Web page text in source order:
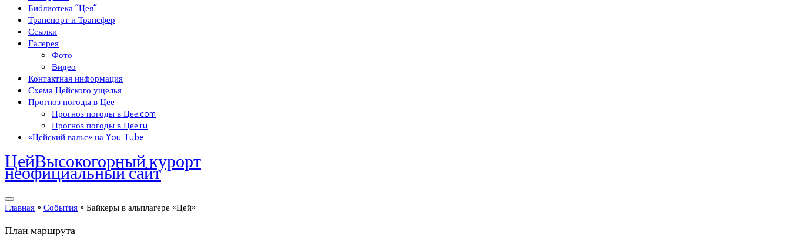
Библиотека “Цея”
Транспорт и Трансфер
Ссылки
Галерея
Фото
Видео
Контактная информация
Схема Цейского ущелья
Прогноз погоды в Цее
Прогноз погоды в Цее.com
Прогноз погоды в Цее.ru
«Цейский вальс» на You Tube
ЦейВысокогорный курорт
неофициальный сайт
Главная» События» Байкеры в альплагере «Цей»
План маршрута